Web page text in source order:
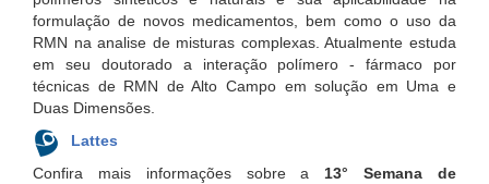
formulação de novos medicamentos, bem como o uso da
RMN na analise de misturas complexas. Atualmente estuda
em seu doutorado a interação polímero - fármaco por
técnicas de RMN de Alto Campo em solução em Uma e
Duas Dimensões.
Lattes
Confira mais informações sobre a 13° Semana de